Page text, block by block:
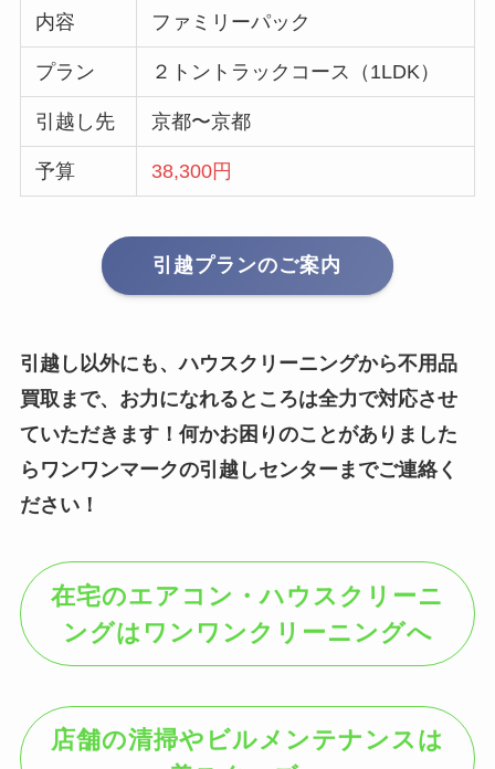
内容 ファミリーパック
プラン ２トントラックコース（1LDK）
引越し先 京都〜京都
予算 38,300円
引越プランのご案内
引越し以外にも、ハウスクリーニングから不用品
買取まで、お力になれるところは全力で対応させ
ていただきます！何かお困りのことがありました
らワンワンマークの引越しセンターまでご連絡く
ださい！
在宅のエアコン・ハウスクリーニ
ングはワンワンクリーニングへ
店舗の清掃やビルメンテナンスは